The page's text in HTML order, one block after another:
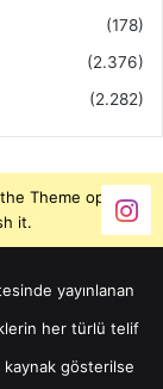
(178)
(2.376)
(2.282)
Theme options
it.
yayınlanan
her türlü telif
kaynak gösterilse